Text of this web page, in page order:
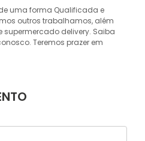
uma forma Qualificada e
outros trabalhamos, além
delivery. Saiba
Teremos prazer em